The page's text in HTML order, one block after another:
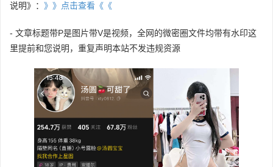
说明》： 》》点击查看《《
- 文章标题带P是图片带V是视频，全网的微密圈文件均带有水印这
里提前和您说明，重复声明本站不发违规资源